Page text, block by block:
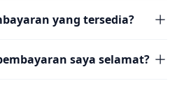
yang tersedia?
saya selamat?